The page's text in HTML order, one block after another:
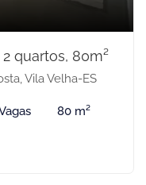
quartos, 80m²
Vila Velha-ES
80 m²